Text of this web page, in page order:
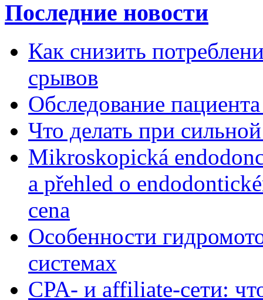
Последние новости
Как снизить
срывов
Обследование
Что делать при
Mikroskopická
a přehled o
cena
Особенности
системах
CPA- и affiliate-сети: